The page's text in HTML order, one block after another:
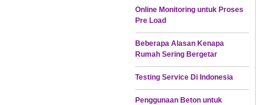
Online Monitoring untuk Proses
Pre Load
Beberapa Alasan Kenapa
Rumah Sering Bergetar
Testing Service Di Indonesia
Penggunaan Beton untuk